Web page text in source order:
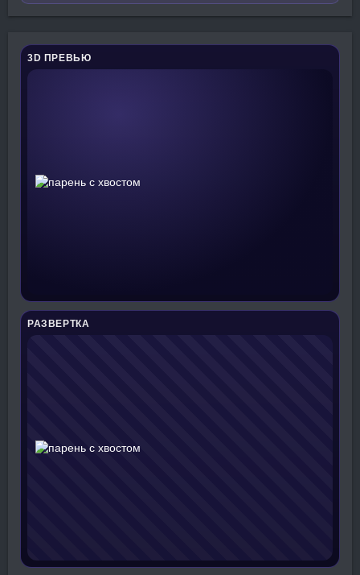
3D ПРЕВЬЮ
РАЗВЕРТКА